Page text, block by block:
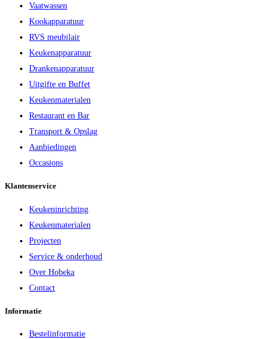
Vaatwassen
Kookapparatuur
RVS meubilair
Keukenapparatuur
Drankenapparatuur
Uitgifte en Buffet
Keukenmaterialen
Restaurant en Bar
Transport & Opslag
Aanbiedingen
Occasions
Klantenservice
Keukeninrichting
Keukenmaterialen
Projecten
Service & onderhoud
Over Hobeka
Contact
Informatie
Bestelinformatie